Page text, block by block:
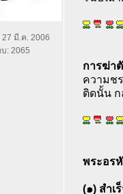
27 มี.ค. 2006
: 2065
การฆ่า
ความช
ติดนั้น ก
พระอร
(๑) สำเ